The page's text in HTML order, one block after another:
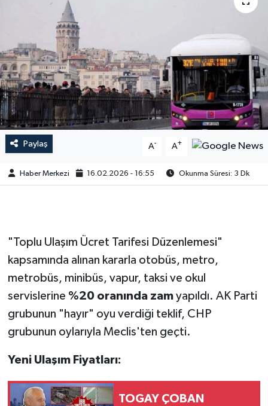
Paylaş A- A+
Haber Merkezi 16.02.2026 - 16:55 Okunma Süresi: 3 Dk
"Toplu Ulaşım Ücret Tarifesi Düzenlemesi"
kapsamında alınan kararla otobüs, metro,
metrobüs, minibüs, vapur, taksi ve okul
servislerine %20 oranında zamyapıldı. AK Parti
grubunun "hayır" oyu verdiği teklif, CHP
grubunun oylarıyla Meclis'ten geçti.
Yeni Ulaşım Fiyatları:
TOGAY ÇOBAN